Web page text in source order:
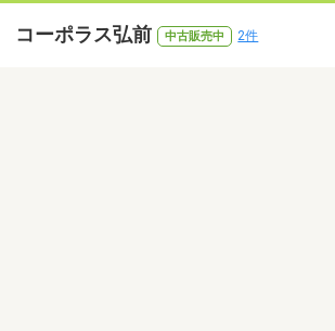
コーポラス弘前 中古販売中 2件